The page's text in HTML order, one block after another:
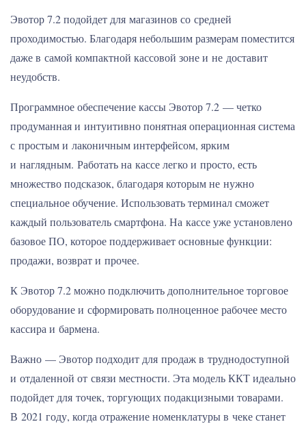
Эвотор 7.2 подойдет для магазинов со средней
проходимостью. Благодаря небольшим размерам поместится
даже в самой компактной кассовой зоне и не доставит
неудобств.
Программное обеспечение кассы Эвотор 7.2 — четко
продуманная и интуитивно понятная операционная система
с простым и лаконичным интерфейсом, ярким
и наглядным. Работать на кассе легко и просто, есть
множество подсказок, благодаря которым не нужно
специальное обучение. Использовать терминал сможет
каждый пользователь смартфона. На кассе уже установлено
базовое ПО, которое поддерживает основные функции:
продажи, возврат и прочее.
К Эвотор 7.2 можно подключить дополнительное торговое
оборудование и сформировать полноценное рабочее место
кассира и бармена.
Важно — Эвотор подходит для продаж в труднодоступной
и отдаленной от связи местности. Эта модель ККТ идеально
подойдет для точек, торгующих подакцизными товарами.
В 2021 году, когда отражение номенклатуры в чеке станет